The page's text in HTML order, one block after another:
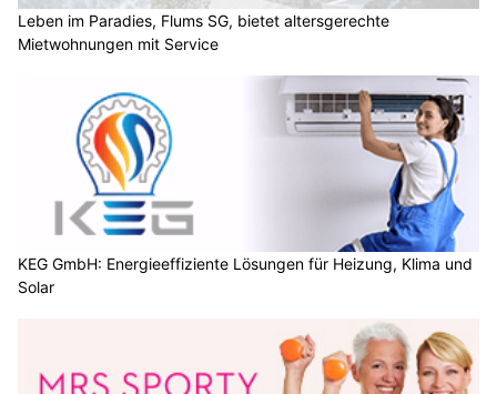
Leben im Paradies, Flums SG, bietet altersgerechte
Mietwohnungen mit Service
KEG GmbH: Energieeffiziente Lösungen für Heizung, Klima und
Solar